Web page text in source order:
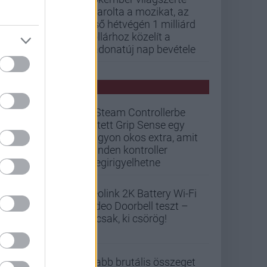
letarolta a mozikat, az
első hétvégén 1 milliárd
dollárhoz közelít a
Vadonatúj nap bevétele
A Steam Controllerbe
rejtett Grip Sense egy
nagyon okos extra, amit
minden kontroller
megirigyelhetne
Reolink 2K Battery Wi-Fi
Video Doorbell teszt –
Nicsak, ki csörög!
Újabb brutális összeget